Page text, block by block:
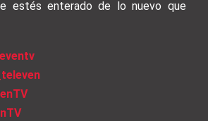
estés enterado de lo nuevo que